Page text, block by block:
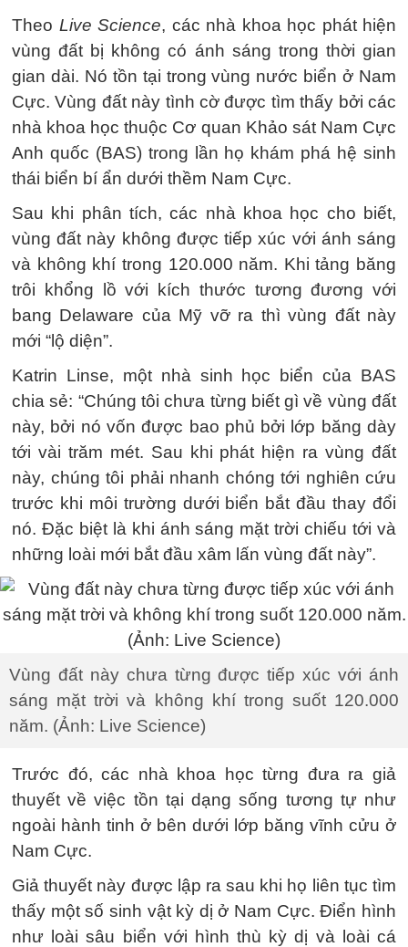
Theo Live Science, các nhà khoa học phát hiện
vùng đất bị không có ánh sáng trong thời gian
gian dài. Nó tồn tại trong vùng nước biển ở Nam
Cực. Vùng đất này tình cờ được tìm thấy bởi các
nhà khoa học thuộc Cơ quan Khảo sát Nam Cực
Anh quốc (BAS) trong lần họ khám phá hệ sinh
thái biển bí ẩn dưới thềm Nam Cực.
Sau khi phân tích, các nhà khoa học cho biết,
vùng đất này không được tiếp xúc với ánh sáng
và không khí trong 120.000 năm. Khi tảng băng
trôi khổng lồ với kích thước tương đương với
bang Delaware của Mỹ vỡ ra thì vùng đất này
mới “lộ diện”.
Katrin Linse, một nhà sinh học biển của BAS
chia sẻ: “Chúng tôi chưa từng biết gì về vùng đất
này, bởi nó vốn được bao phủ bởi lớp băng dày
tới vài trăm mét. Sau khi phát hiện ra vùng đất
này, chúng tôi phải nhanh chóng tới nghiên cứu
trước khi môi trường dưới biển bắt đầu thay đổi
nó. Đặc biệt là khi ánh sáng mặt trời chiếu tới và
những loài mới bắt đầu xâm lấn vùng đất này”.
Vùng đất này chưa từng được tiếp xúc với ánh
sáng mặt trời và không khí trong suốt 120.000
năm. (Ảnh: Live Science)
Trước đó, các nhà khoa học từng đưa ra giả
thuyết về việc tồn tại dạng sống tương tự như
ngoài hành tinh ở bên dưới lớp băng vĩnh cửu ở
Nam Cực.
Giả thuyết này được lập ra sau khi họ liên tục tìm
thấy một số sinh vật kỳ dị ở Nam Cực. Điển hình
như loài sâu biển với hình thù kỳ dị và loài cá